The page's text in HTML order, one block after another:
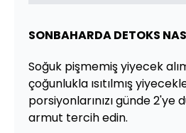
SONBAHARDA DETOKS
Soğuk pişmemiş yiyecek
çoğunlukla ısıtılmış
porsiyonlarınızı günde 2'ye
armut tercih edin.